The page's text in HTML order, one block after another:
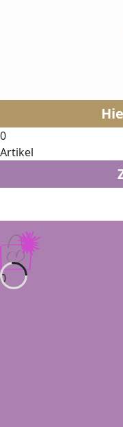
0
Artikel
0